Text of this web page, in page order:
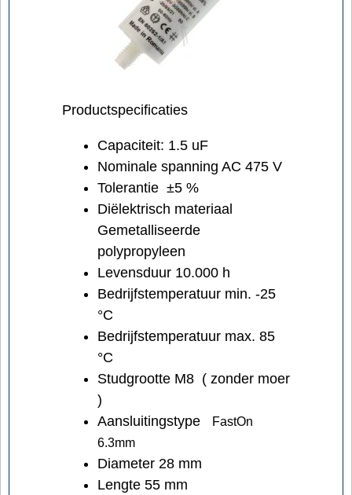
Productspecificaties
Capaciteit: 1.5 uF
Nominale spanning AC 475 V
Tolerantie ±5 %
Diëlektrisch materiaal
Gemetalliseerde
polypropyleen
Levensduur 10.000 h
Bedrijfstemperatuur min. -25
°C
Bedrijfstemperatuur max. 85
°C
Studgrootte M8 ( zonder moer
)
Aansluitingstype
FastOn
6.3mm
Diameter 28 mm
Lengte 55 mm